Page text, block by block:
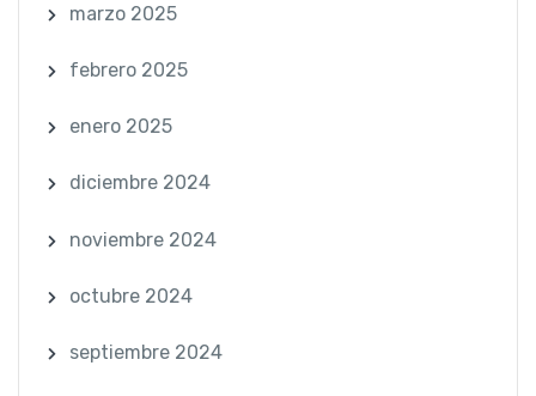
marzo 2025
febrero 2025
enero 2025
diciembre 2024
noviembre 2024
octubre 2024
septiembre 2024